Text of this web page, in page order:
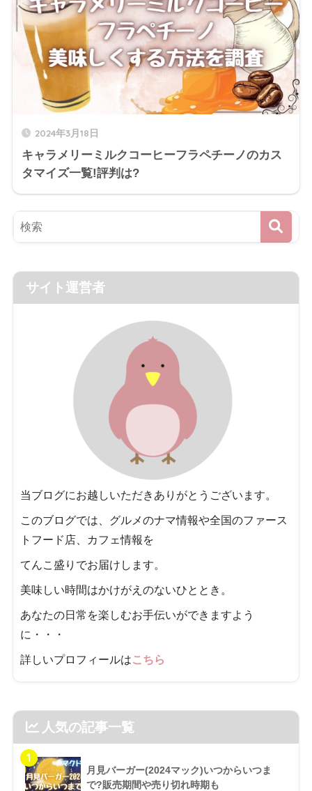
2024年3月18日
キャラメリーミルクコーヒーフラペチーノのカス
タマイズ一覧!評判は?
サイト運営者
当ブログにお越しいただきありがとうございます。
このブログでは、グルメのナマ情報や全国のファース
トフード店、カフェ情報を
てんこ盛りでお届けします。
美味しい時間はかけがえのないひととき。
あなたの日常を楽しむお手伝いができますよう
に・・・
詳しいプロフィールはこちら
人気の記事一覧
1
月見バーガー(2024マック)いつからいつま
で?販売期間や売り切れ時期も